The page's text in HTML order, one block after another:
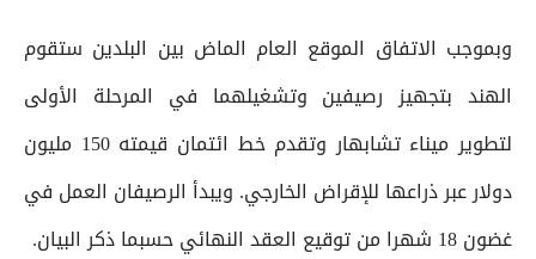
وبموجب الاتفاق الموقع العام الماض بين البلدين ستقوم
الهند بتجهيز رصيفين وتشغيلهما في المرحلة الأولى
لتطوير ميناء تشابهار وتقدم خط ائتمان قيمته 150 مليون
دولار عبر ذراعها للإقراض الخارجي. ويبدأ الرصيفان العمل في
غضون 18 شهرا من توقيع العقد النهائي حسبما ذكر البيان.